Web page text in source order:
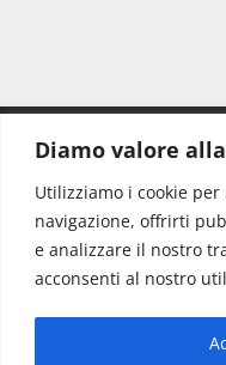
Diamo valore
Utilizziamo i cookie
navigazione, offrirti
e analizzare il nostro
acconsenti al nostro
Redazione:
Direttore:
Info & Commerciale: